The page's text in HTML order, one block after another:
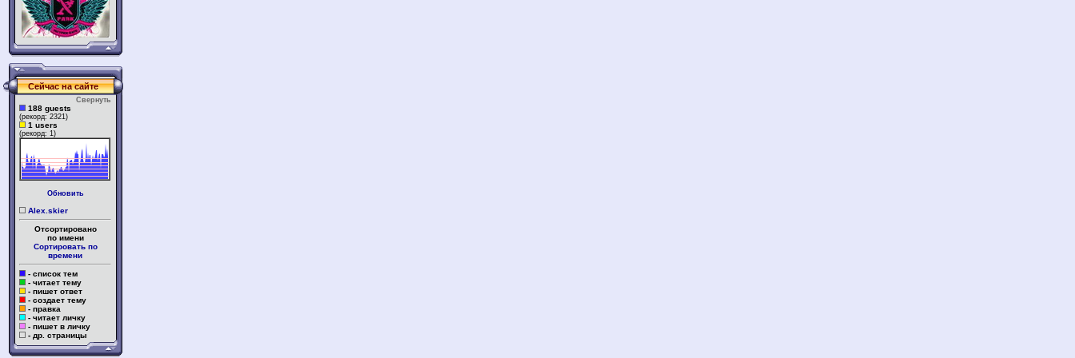
Сейчас на сайте
Свернуть
188 guests
(рекорд: 2321)
1 users
(рекорд: 1)
Обновить
Alex.skier
Отсортировано
по имени
Сортировать по
времени
- список тем
- читает тему
- пишет ответ
- создает тему
- правка
- читает личку
- пишет в личку
- др. страницы